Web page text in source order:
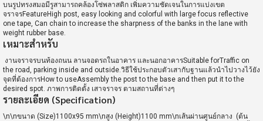
บนรูปทรงสมอมีรูสามารถคล้องโซ่พลาสติก เพิ่มความชัดเจนในการแบ่งเขต
จราจรFeatureHigh post, easy looking and colorful with large focus reflective
one tape, Can chain to increase the sharpness of the banks in the lane with
weight rubber base.
เหมาะสำหรับ
งานจราจรบนท้องถนน ลานจอดรถในอาคาร และนอกอาคารSuitable forTraffic on
the road, parking inside and outside.วิธีใช้ประกอบตัวเสากับฐานแล้วนำไปวางไว้ยัง
จุดที่ต้องการHow to useAssembly the post to the base and then put it to the
desired spot. ภาพการติดตั้ง เสาจราจร ตามสถานที่ต่างๆ
รายละเอียด (Specification)
\n\nขนาด (Size)1100x95 mm\nสูง (Height)1100 mm\nเส้นผ่านศูนย์กลาง (ต้น